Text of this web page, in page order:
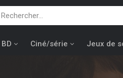
BD Ciné/série Jeux de